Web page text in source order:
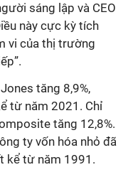
sáng lập và CEO
này cực kỳ tích
vi của thị trường
tăng 8,9%,
từ năm 2021. Chỉ
tăng 12,8%.
ty vốn hóa nhỏ đã
kể từ năm 1991.